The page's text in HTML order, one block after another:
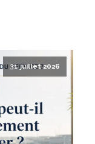
31 juillet 2026